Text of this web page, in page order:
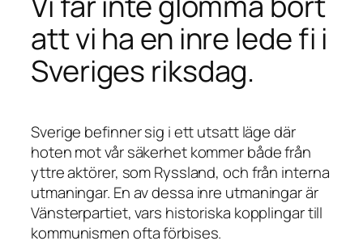
att vi ha en inre lede fi i
Sveriges riksdag.
Sverige befinner sig i ett utsatt läge där
hoten mot vår säkerhet kommer både från
yttre aktörer, som Ryssland, och från interna
utmaningar. En av dessa inre utmaningar är
Vänsterpartiet, vars historiska kopplingar till
kommunismen ofta förbises.